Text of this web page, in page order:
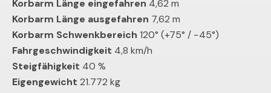
Korbarm Länge eingefahren 4,62 m
Korbarm Länge ausgefahren 7,62 m
Korbarm Schwenkbereich 120° (+75° / −45°)
Fahrgeschwindigkeit 4,8 km/h
Steigfähigkeit 40 %
Eigengewicht 21.772 kg